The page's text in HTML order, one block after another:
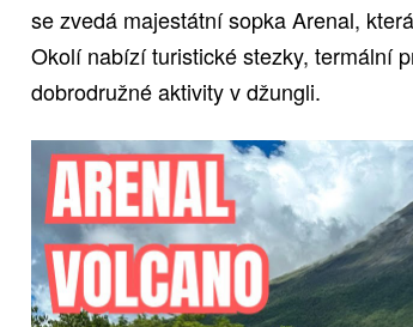
se zvedá majestátní sopka Arenal,
Okolí nabízí turistické stezky, termální
dobrodružné aktivity v džungli.